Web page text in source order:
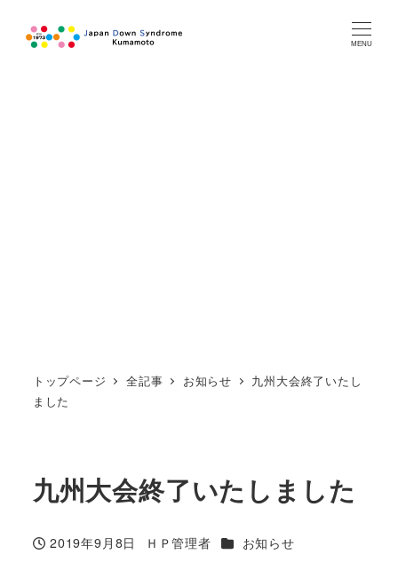
MENU
トップページ 全記事 お知らせ
九州大会終了いたし
ました
九州大会終了いたしました
投稿日
2019年9月8日
著
ＨＰ管理者 カテゴリー
お知らせ